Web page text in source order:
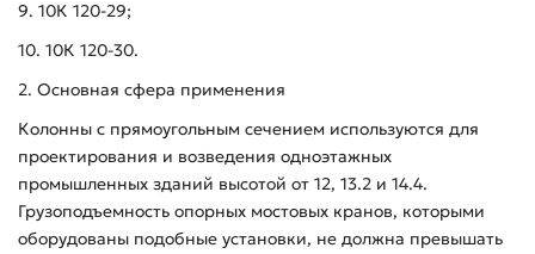
9. 10К 120-29;
10. 10К 120-30.
2. Основная сфера применения
Колонны с прямоугольным сечением используются для
проектирования и возведения одноэтажных
промышленных зданий высотой от 12, 13.2 и 14.4.
Грузоподъемность опорных мостовых кранов, которыми
оборудованы подобные установки, не должна превышать